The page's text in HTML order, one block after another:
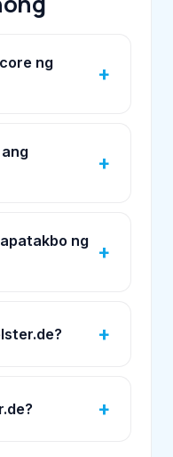
ng
ng